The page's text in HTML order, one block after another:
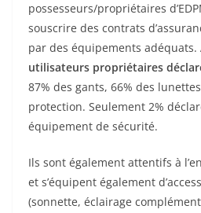
possesseurs/propriétaires
souscrire des contrats
par des équipements adéquats.
utilisateurs propriétaires
87% des gants, 66% des
protection. Seulement 2%
équipement de sécurité.
Ils sont également attentifs à
et s’équipent également
(sonnette, éclairage